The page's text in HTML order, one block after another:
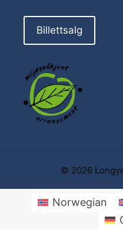
Billettsalg
© 2026
Norwegian